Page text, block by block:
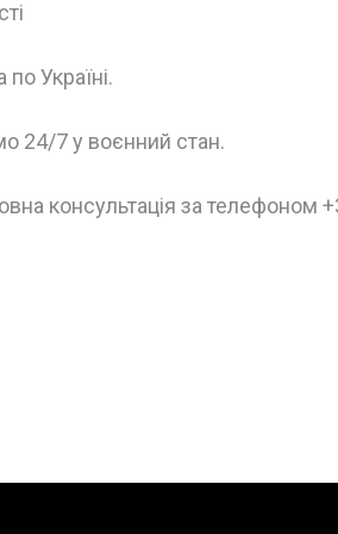
Україні.
24/7 у воєнний стан.
консультація за телефоном